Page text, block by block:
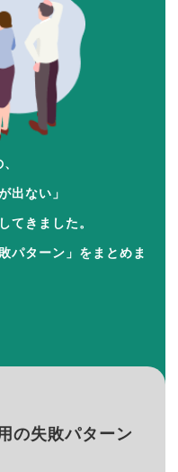
、
出ない」
てきました。
パターン」をまとめま
の失敗パターン